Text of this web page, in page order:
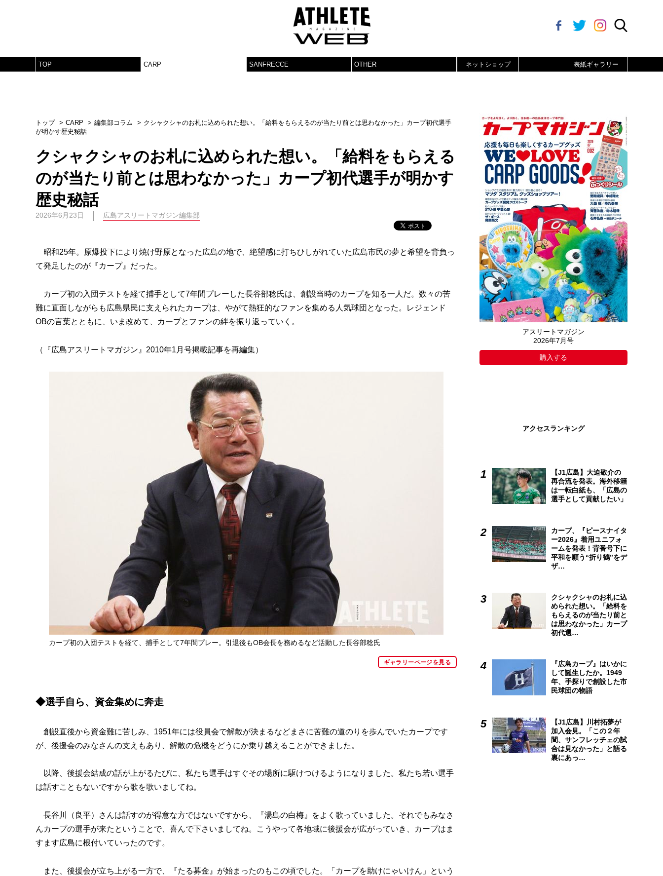
TOP CARP SANFRECCE OTHER ネットショップ 表紙ギャラリー
トップ CARP 編集部コラム
クシャクシャのお札に込められた想い。「給料をもらえるのが当たり前とは思わなかった」カープ初代選手
が明かす歴史秘話
クシャクシャのお札に込められた想い。「給料をもらえる
のが当たり前とは思わなかった」カープ初代選手が明かす
歴史秘話
2026年6月23日 広島アスリートマガジン編集部
昭和25年。原爆投下により焼け野原となった広島の地で、絶望感に打ちひしがれていた広島市民の夢と希望を背負っ
て発足したのが『カープ』だった。
カープ初の入団テストを経て捕手として7年間プレーした長谷部稔氏は、創設当時のカープを知る一人だ。数々の苦
難に直面しながらも広島県民に支えられたカープは、やがて熱狂的なファンを集める人気球団となった。レジェンド
OBの言葉とともに、いま改めて、カープとファンの絆を振り返っていく。
（『広島アスリートマガジン』2010年1月号掲載記事を再編集）
カープ初の入団テストを経て、捕手として7年間プレー。引退後もOB会長を務めるなど活動した長谷部稔氏
ギャラリーページを見る
◆選手自ら、資金集めに奔走
創設直後から資金難に苦しみ、1951年には役員会で解散が決まるなどまさに苦難の道のりを歩んでいたカープです
が、後援会のみなさんの支えもあり、解散の危機をどうにか乗り越えることができました。
以降、後援会結成の話が上がるたびに、私たち選手はすぐその場所に駆けつけるようになりました。私たち若い選手
は話すこともないですから歌を歌いましてね。
長谷川（良平）さんは話すのが得意な方ではないですから、『湯島の白梅』をよく歌っていました。それでもみなさ
んカープの選手が来たということで、喜んで下さいましてね。こうやって各地域に後援会が広がっていき、カープはま
すます広島に根付いていったのです。
また、後援会が立ち上がる一方で、『たる募金』が始まったのもこの頃でした。「カープを助けにゃいけん」という
アスリートマガジン
2026年7月号
購入する
アクセスランキング
【J1広島】大迫敬介の
再合流を発表。海外移籍
は一転白紙も、「広島の
選手として貢献したい」
カープ、『ピースナイタ
ー2026』着用ユニフォ
ームを発表！背番号下に
平和を願う“折り鶴”をデ
ザ…
クシャクシャのお札に込
められた想い。「給料を
もらえるのが当たり前と
は思わなかった」カープ
初代選…
『広島カープ』はいかに
して誕生したか。1949
年、手探りで創設した市
民球団の物語
【J1広島】川村拓夢が
加入会見。「この２年
間、サンフレッチェの試
合は見なかった」と語る
裏にあっ…